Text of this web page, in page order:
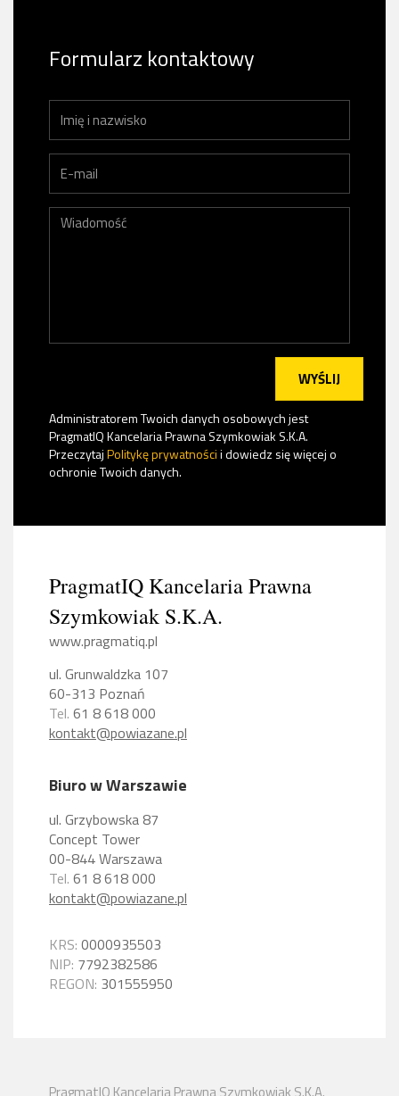
Formularz kontaktowy
Administratorem Twoich danych osobowych jest
PragmatIQ Kancelaria Prawna Szymkowiak S.K.A.
PrzeczytajPolitykę prywatnościi dowiedz się więcej o
ochronie Twoich danych.
PragmatIQ Kancelaria Prawna
Szymkowiak S.K.A.
www.pragmatiq.pl
ul. Grunwaldzka 107
60-313 Poznań
Tel. 61 8 618 000
kontakt@powiazane.pl
Biuro w Warszawie
ul. Grzybowska 87
Concept Tower
00-844 Warszawa
Tel. 61 8 618 000
kontakt@powiazane.pl
KRS: 0000935503
NIP: 7792382586
REGON: 301555950